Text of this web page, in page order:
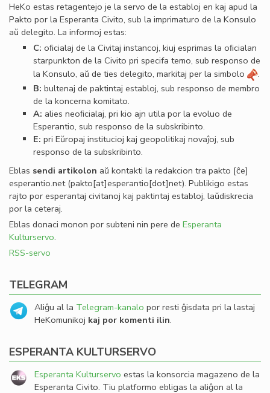
HeKo estas retagentejo je la servo de la establoj en kaj apud la
Pakto por la Esperanta Civito, sub la imprimaturo de la Konsulo
aŭ delegito. La informoj estas:
C: oﬁcialaj de la Civitaj instancoj, kiuj esprimas la oﬁcialan
starpunkton de la Civito pri specifa temo, sub responso de
la Konsulo, aŭ de ties delegito, markitaj per la simbolo
.
B: bultenaj de paktintaj establoj, sub responso de membro
de la koncerna komitato.
A: alies neoﬁcialaj, pri kio ajn utila por la evoluo de
Esperantio, sub responso de la subskribinto.
E: pri Eŭropaj institucioj kaj geopolitikaj novaĵoj, sub
responso de la subskribinto.
Eblas sendi artikolon aŭ kontakti la redakcion tra pakto [ĉe]
esperantio.net(pakto[at]esperantio[dot]net). Publikigo estas
rajto por esperantaj civitanoj kaj paktintaj establoj, laŭdiskrecia
por la ceteraj.
Eblas donaci monon por subteni nin pere de Esperanta
Kulturservo.
RSS-servo
TELEGRAM
Aliĝu al la Telegram-kanalo por resti ĝisdata pri la lastaj
HeKomunikoj kaj por komenti ilin.
ESPERANTA KULTURSERVO
Esperanta Kulturservo estas la konsorcia magazeno de la
Esperanta Civito. Tiu platformo ebligas la aliĝon al la